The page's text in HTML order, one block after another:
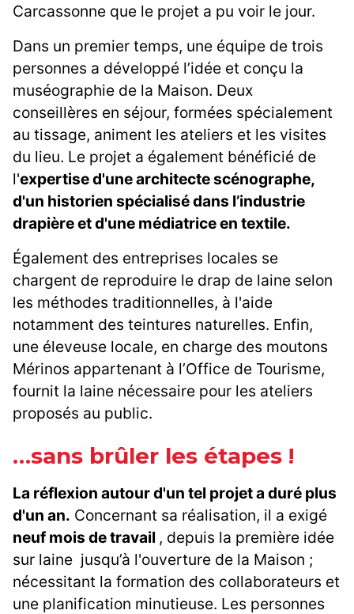
Carcassonne que le projet a pu voir le jour.
Dans un premier temps, une équipe de trois
personnes a développé l’idée et conçu la
muséographie de la Maison. Deux
conseillères en séjour, formées spécialement
au tissage, animent les ateliers et les visites
du lieu. Le projet a également bénéficié de
l'expertise d'une architecte scénographe,
d'un historien spécialisé dans l’industrie
drapière et d'une médiatrice en textile.
Également des entreprises locales se
chargent de reproduire le drap de laine selon
les méthodes traditionnelles, à l'aide
notamment des teintures naturelles. Enfin,
une éleveuse locale, en charge des moutons
Mérinos appartenant à l’Office de Tourisme,
fournit la laine nécessaire pour les ateliers
proposés au public.
…sans brûler les étapes !
La réflexion autour d'un tel projet a duré plus
d'un an. Concernant sa réalisation, il a exigé
neuf mois de travail , depuis la première idée
sur laine jusqu’à l'ouverture de la Maison ;
nécessitant la formation des collaborateurs et
une planification minutieuse. Les personnes